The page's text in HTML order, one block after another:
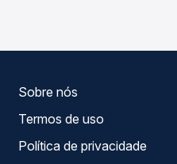
Sobre nós
Termos de uso
Política de privacidade